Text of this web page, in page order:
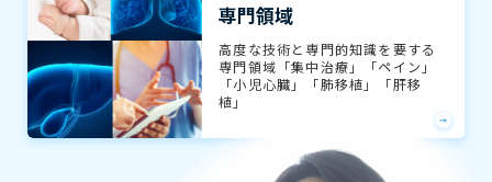
専門領域
高度な技術と専門的知識を要する
専門領域「集中治療」「ペイン」
「小児心臓」「肺移植」「肝移
植」